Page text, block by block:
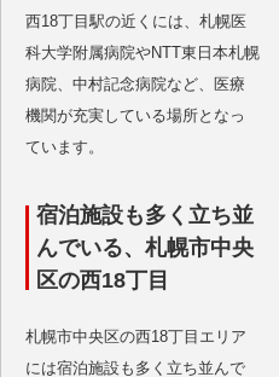
西18丁目駅の近くには、札幌医
科大学附属病院やNTT東日本札幌
病院、中村記念病院など、医療
機関が充実している場所となっ
ています。
宿泊施設も多く立ち並
んでいる、札幌市中央
区の西18丁目
札幌市中央区の西18丁目エリア
には宿泊施設も多く立ち並んで